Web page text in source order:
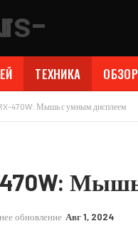
ТЕХНИКА
470W: Мышь с умным дисплеем
470W:
обновление Авг 1, 2024